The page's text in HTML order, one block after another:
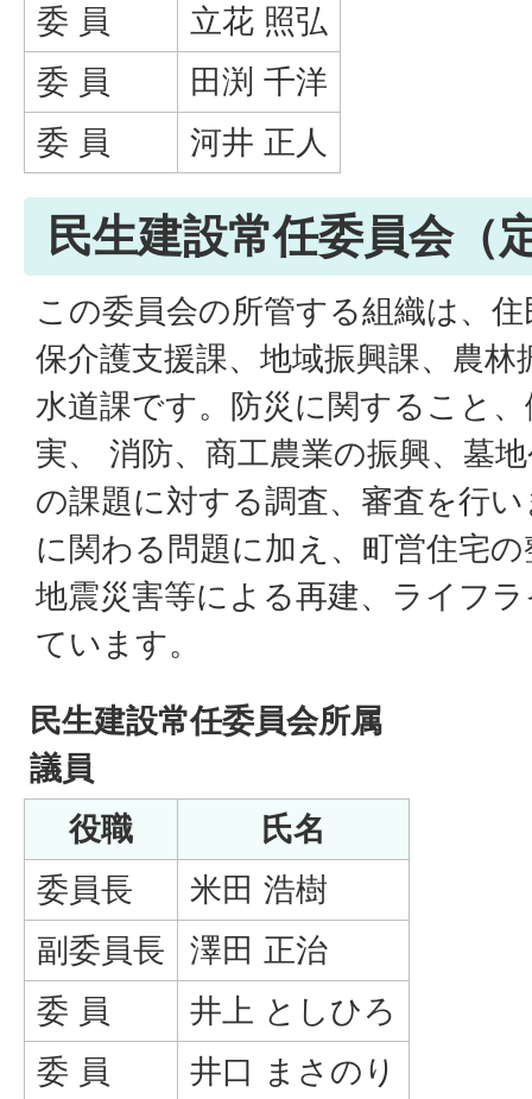
委 員
立花 照弘
委 員
田渕 千洋
委 員
河井 正人
民生建設常任委員会（
この委員会の所管する組織は、
保介護支援課、地域振興課、農林
水道課です。防災に関すること
実、 消防、商工農業の振興、墓
の課題に対する調査、審査を行
に関わる問題に加え、町営住宅
地震災害等による再建、ライフ
ています。
民生建設常任委員会所属
議員
役職
氏名
委員長
米田 浩樹
副委員長
澤田 正治
委 員
井上 としひろ
委 員
井口 まさのり